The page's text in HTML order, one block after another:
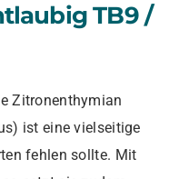
TB9 /
Zitronenthymian
ist eine vielseitige
fehlen sollte. Mit